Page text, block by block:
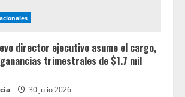
director ejecutivo asume el cargo,
trimestrales de $1.7 mil
30 julio 2026